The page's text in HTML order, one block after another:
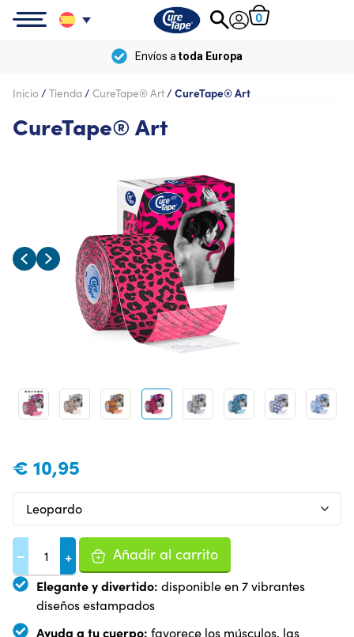
0
Envíos a toda Europa
Inicio / Tienda / CureTape® Art/ CureTape® Art
CureTape® Art
€ 10,95
− + Añadir al carrito
Elegante y divertido: disponible en 7 vibrantes
diseños estampados
Ayuda a tu cuerpo: favorece los músculos, las